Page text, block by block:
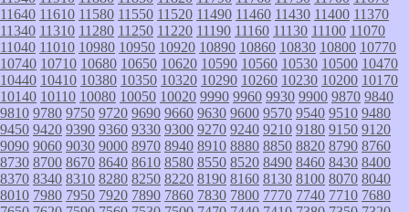
11640 11610 11580 11550 11520 11490 11460 11430 11400 11370
11340 11310 11280 11250 11220 11190 11160 11130 11100 11070
11040 11010 10980 10950 10920 10890 10860 10830 10800 10770
10740 10710 10680 10650 10620 10590 10560 10530 10500 10470
10440 10410 10380 10350 10320 10290 10260 10230 10200 10170
10140 10110 10080 10050 10020 9990 9960 9930 9900 9870 9840
9810 9780 9750 9720 9690 9660 9630 9600 9570 9540 9510 9480
9450 9420 9390 9360 9330 9300 9270 9240 9210 9180 9150 9120
9090 9060 9030 9000 8970 8940 8910 8880 8850 8820 8790 8760
8730 8700 8670 8640 8610 8580 8550 8520 8490 8460 8430 8400
8370 8340 8310 8280 8250 8220 8190 8160 8130 8100 8070 8040
8010 7980 7950 7920 7890 7860 7830 7800 7770 7740 7710 7680